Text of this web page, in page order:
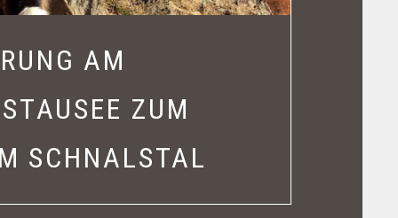
AM
ZUM
SCHNALSTAL